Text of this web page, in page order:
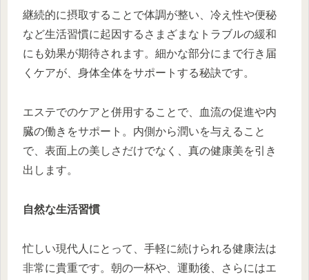
継続的に摂取することで体調が整い、冷え性や便秘
など生活習慣に起因するさまざまなトラブルの緩和
にも効果が期待されます。細かな部分にまで行き届
くケアが、身体全体をサポートする秘訣です。
エステでのケアと併用することで、血流の促進や内
臓の働きをサポート。内側から潤いを与えること
で、表面上の美しさだけでなく、真の健康美を引き
出します。
自然な生活習慣
忙しい現代人にとって、手軽に続けられる健康法は
非常に貴重です。朝の一杯や、運動後、さらにはエ